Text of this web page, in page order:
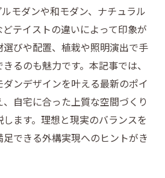
モダンや和モダン、ナチュラル
テイストの違いによって印象が
びや配置、植栽や照明演出で手
るのも魅力です。本記事では、
ンデザインを叶える最新のポイ
自宅に合った上質な空間づくり
ます。理想と現実のバランスを
足できる外構実現へのヒントがき